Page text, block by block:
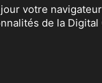
votre
de la